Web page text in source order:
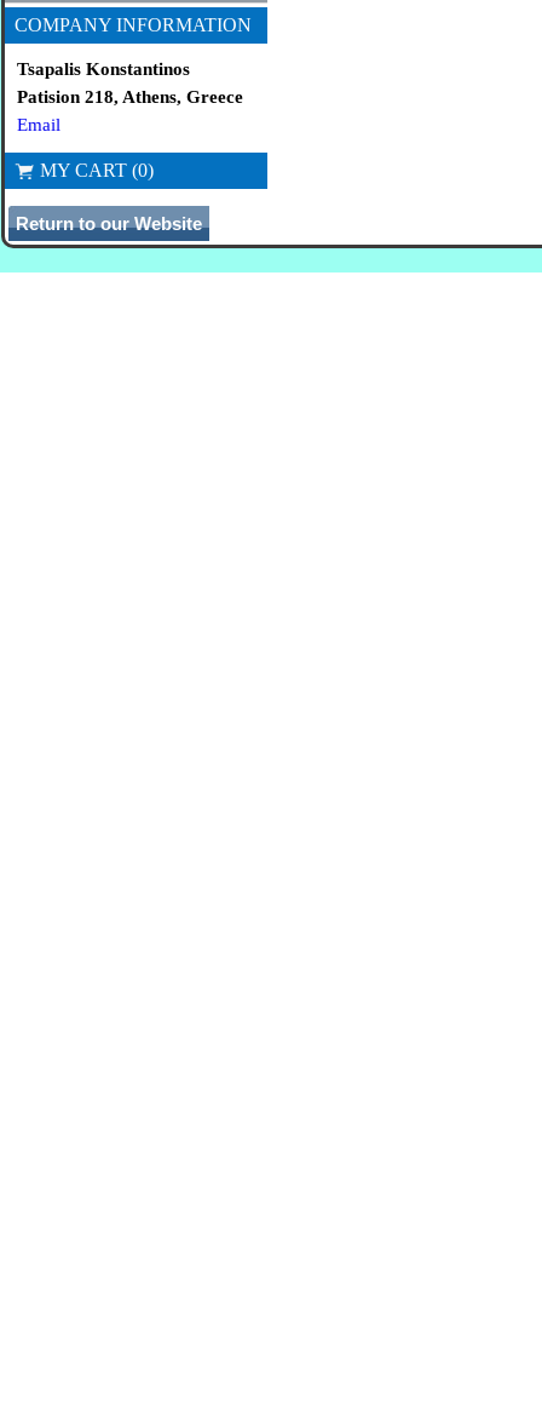
COMPANY INFORMATION
Tsapalis Konstantinos
Patision 218, Athens, Greece
Email
MY CART (0)